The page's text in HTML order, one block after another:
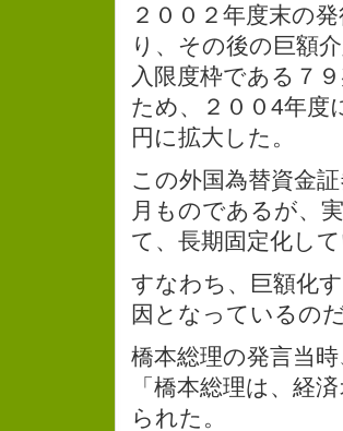
２００２年度末の
り、その後の巨額
入限度枠である７
ため、２００4年度
円に拡大した。
この外国為替資金
月ものであるが、
て、長期固定化して
すなわち、巨額化
因となっているのだ
橋本総理の発言当
「橋本総理は、経
られた。